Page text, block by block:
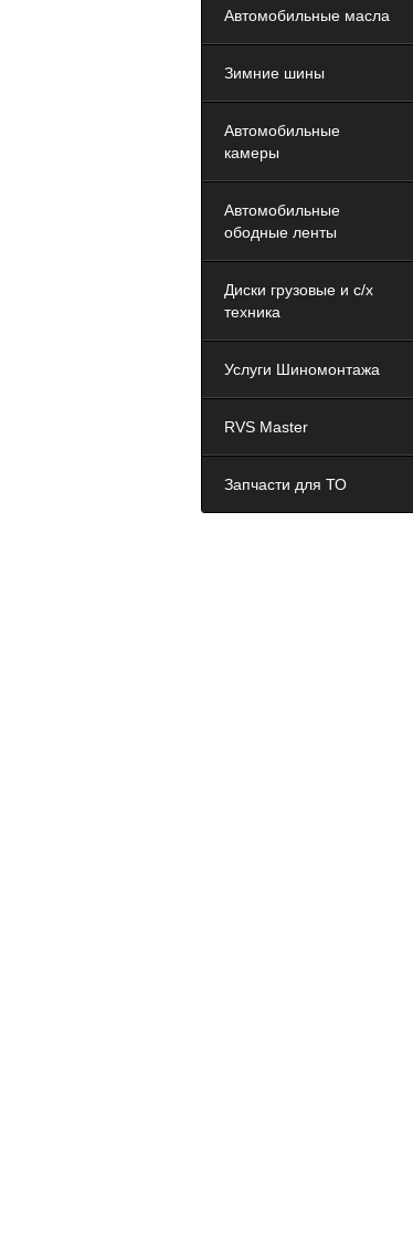
Автомобильные масла
Зимние шины
Автомобильные
камеры
Автомобильные
ободные ленты
Диски грузовые и с/х
техника
Услуги Шиномонтажа
RVS Master
Запчасти для ТО